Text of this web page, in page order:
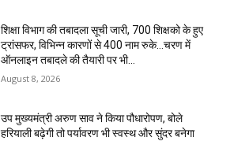
शिक्षा विभाग की तबादला सूची जारी, 700 शिक्षको के हुए
ट्रांसफर, विभिन्न कारणों से 400 नाम रुके…चरण में
ऑनलाइन तबादले की तैयारी पर भी...
August 8, 2026
उप मुख्यमंत्री अरुण साव ने किया पौधारोपण, बोले
हरियाली बढ़ेगी तो पर्यावरण भी स्वस्थ और सुंदर बनेगा